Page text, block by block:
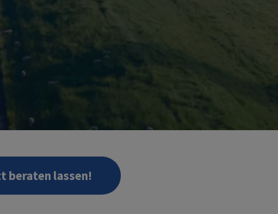
beraten lassen!